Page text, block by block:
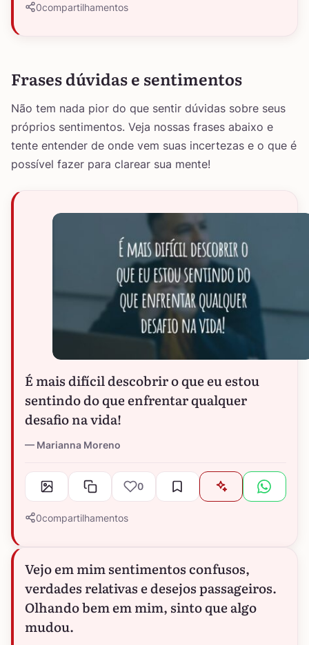
0compartilhamentos
Frases dúvidas e sentimentos
Não tem nada pior do que sentir dúvidas sobre seus
próprios sentimentos. Veja nossas frases abaixo e
tente entender de onde vem suas incertezas e o que é
possível fazer para clarear sua mente!
É mais difícil descobrir o que eu estou
sentindo do que enfrentar qualquer
desafio na vida!
Marianna Moreno
0
0compartilhamentos
Vejo em mim sentimentos confusos,
verdades relativas e desejos passageiros.
Olhando bem em mim, sinto que algo
mudou.